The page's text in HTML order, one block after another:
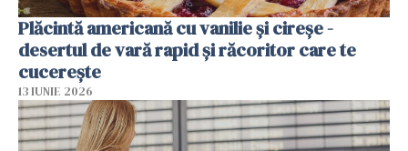
Plăcintă americană cu vanilie și cireșe -
desertul de vară rapid și răcoritor care te
cucerește
13 IUNIE 2026